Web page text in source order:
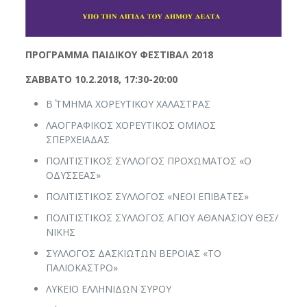
ΠΡΟΓΡΑΜΜΑ ΠΑΙΔΙΚΟΥ ΦΕΣΤΙΒΑΛ 2018
ΣΑΒΒΑΤΟ 10.2.2018, 17:30-20:00
Β΄ ΤΜΗΜΑ ΧΟΡΕΥΤΙΚΟΥ ΧΑΛΑΣΤΡΑΣ
ΛΑΟΓΡΑΦΙΚΟΣ ΧΟΡΕΥΤΙΚΟΣ ΟΜΙΛΟΣ
ΣΠΕΡΧΕΙΑΔΑΣ
ΠΟΛΙΤΙΣΤΙΚΟΣ ΣΥΛΛΟΓΟΣ ΠΡΟΧΩΜΑΤΟΣ «Ο
ΟΔΥΣΣΕΑΣ»
ΠΟΛΙΤΙΣΤΙΚΟΣ ΣΥΛΛΟΓΟΣ «ΝΕΟΙ ΕΠΙΒΑΤΕΣ»
ΠΟΛΙΤΙΣΤΙΚΟΣ ΣΥΛΛΟΓΟΣ ΑΓΙΟΥ ΑΘΑΝΑΣΙΟΥ ΘΕΣ/
ΝΙΚΗΣ
ΣΥΛΛΟΓΟΣ ΔΑΣΚΙΩΤΩΝ ΒΕΡΟΙΑΣ «ΤΟ
ΠΑΛΙΟΚΑΣΤΡΟ»
ΛΥΚΕΙΟ ΕΛΛΗΝΙΔΩΝ ΣΥΡΟΥ